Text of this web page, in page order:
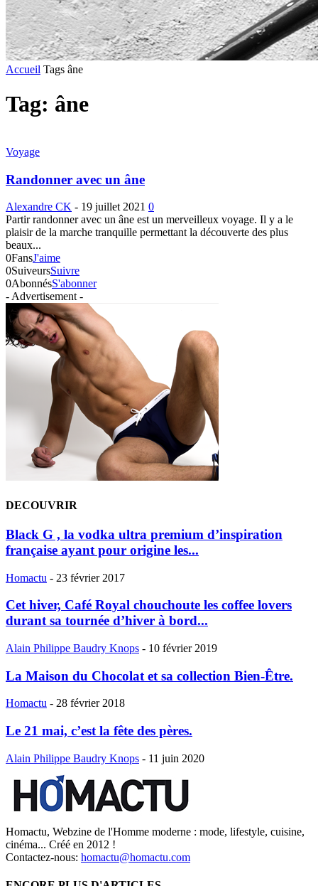
Accueil Tags âne
Tag: âne
Voyage
Randonner avec un âne
Alexandre CK - 19 juillet 2021 0
Partir randonner avec un âne est un merveilleux voyage. Il y a le
plaisir de la marche tranquille permettant la découverte des plus
beaux...
0FansJ'aime
0SuiveursSuivre
0AbonnésS'abonner
- Advertisement -
DECOUVRIR
Black G , la vodka ultra premium d’inspiration
française ayant pour origine les...
Homactu - 23 février 2017
Cet hiver, Café Royal chouchoute les coffee lovers
durant sa tournée d’hiver à bord...
Alain Philippe Baudry Knops - 10 février 2019
La Maison du Chocolat et sa collection Bien-Être.
Homactu - 28 février 2018
Le 21 mai, c’est la fête des pères.
Alain Philippe Baudry Knops - 11 juin 2020
Homactu, Webzine de l'Homme moderne : mode, lifestyle, cuisine,
cinéma... Créé en 2012 !
Contactez-nous: homactu@homactu.com